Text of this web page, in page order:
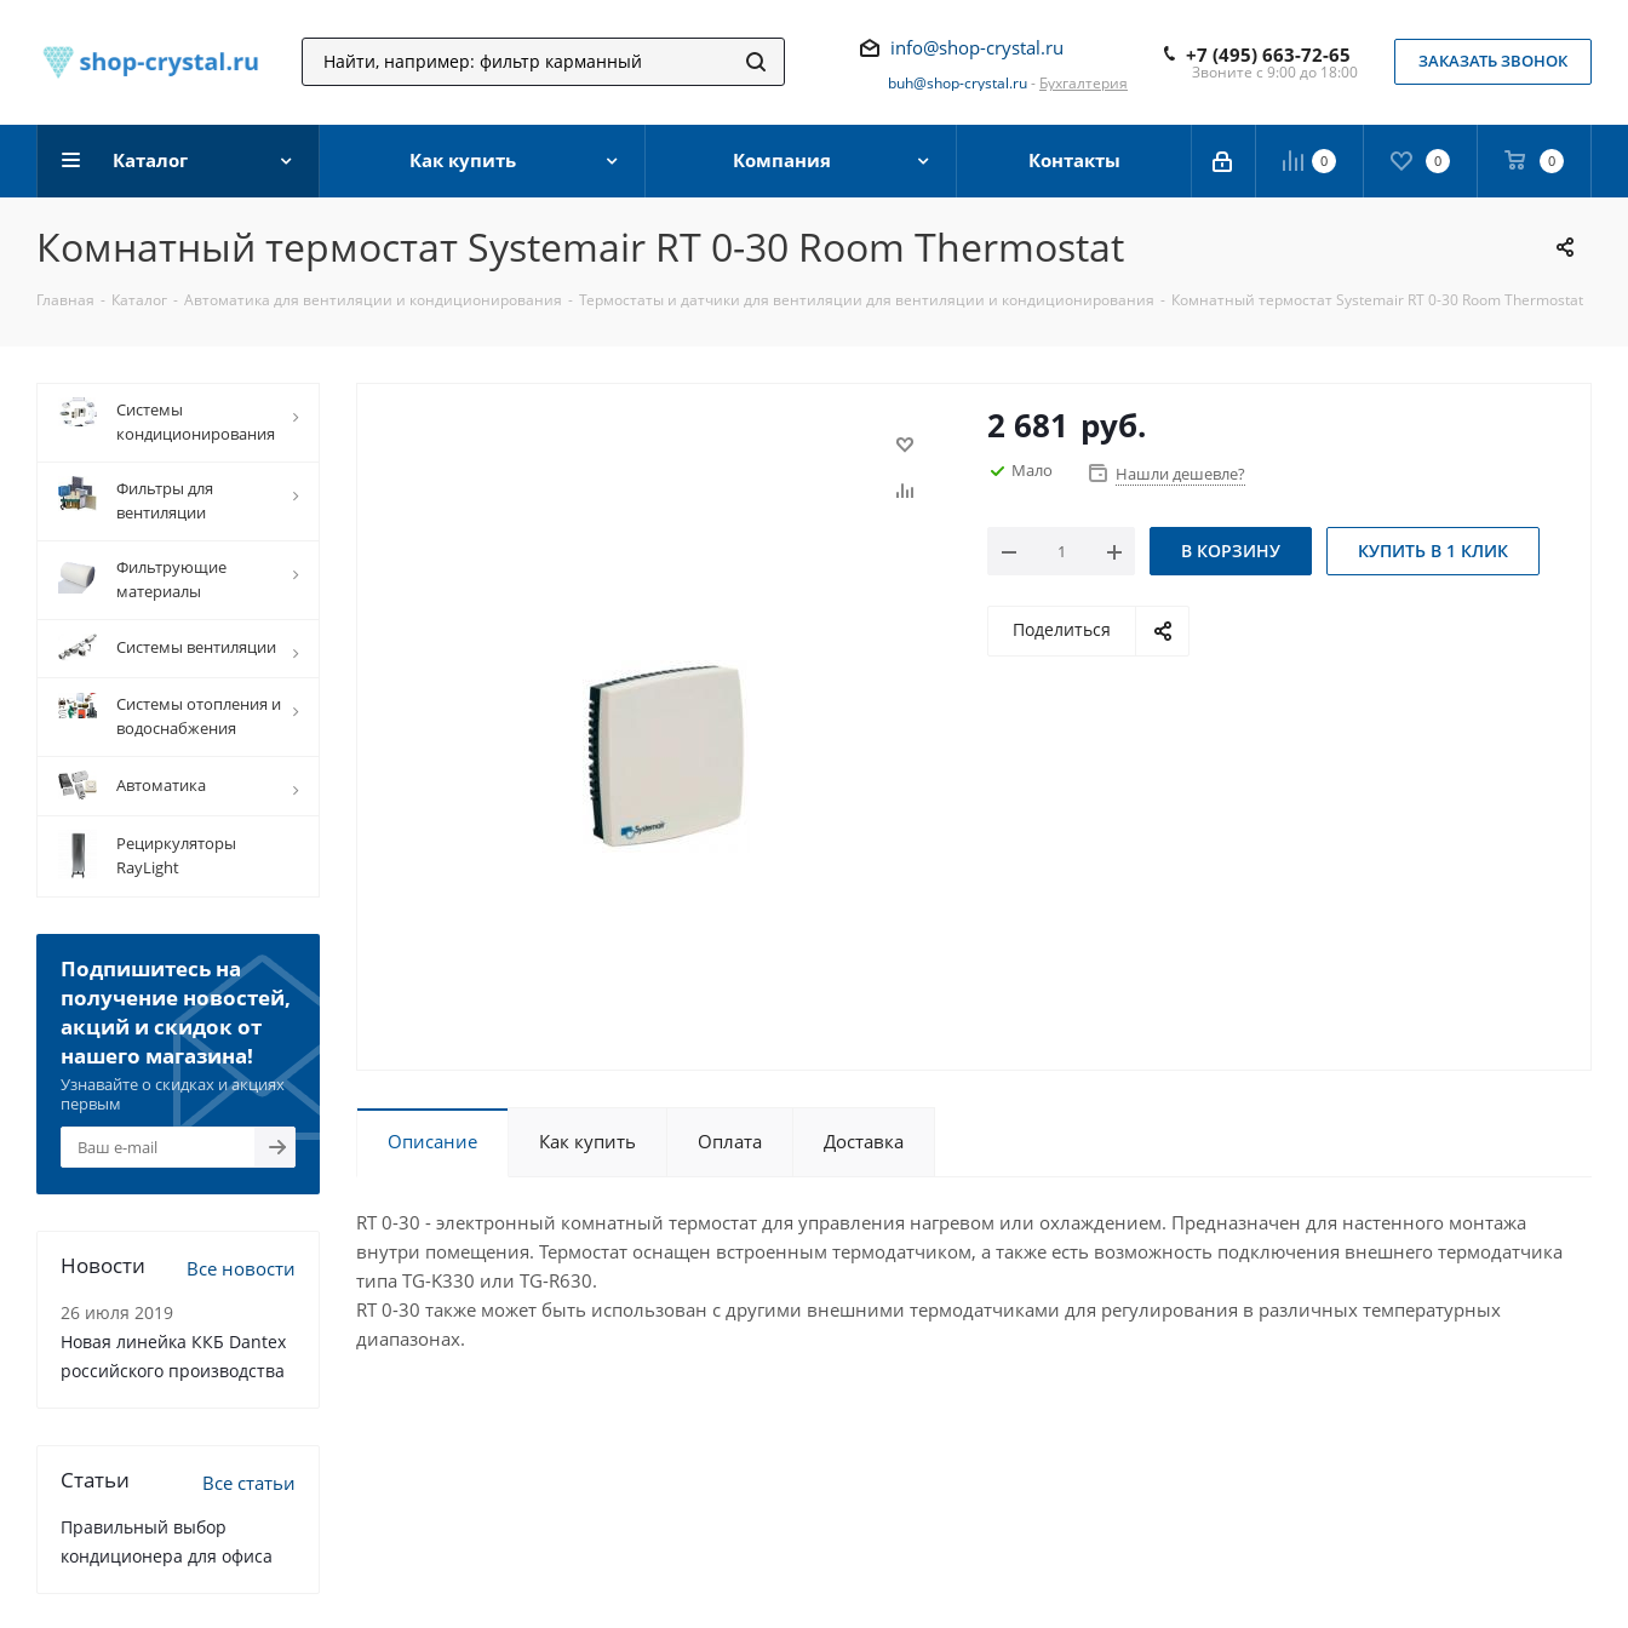
info@shop-crystal.ru
buh@shop-crystal.ru- Бухгалтерия
+7 (495) 663-72-65
Звоните с 9:00 до 18:00
ЗАКАЗАТЬ ЗВОНОК
0 0 0
Каталог Как купить Компания Контакты
Комнатный термостат Systemair RT 0-30 Room Thermostat
Главная - Каталог - Автоматика для вентиляции и кондиционирования - Термостаты и датчики для вентиляции для вентиляции и кондиционирования - Комнатный термостат Systemair RT 0-30 Room Thermostat
2 681 руб.
Мало Нашли дешевле?
В КОРЗИНУ КУПИТЬ В 1 КЛИК
Поделиться
Описание Как купить Оплата Доставка
RT 0-30 - электронный комнатный термостат для управления нагревом или охлаждением. Предназначен для настенного монтажа
внутри помещения. Термостат оснащен встроенным термодатчиком, а также есть возможность подключения внешнего термодатчика
типа TG-K330 или TG-R630.
RT 0-30 также может быть использован с другими внешними термодатчиками для регулирования в различных температурных
диапазонах.
Системы
кондиционирования
Фильтры для
вентиляции
Фильтрующие
материалы
Системы вентиляции
Системы отопления и
водоснабжения
Автоматика
Рециркуляторы
RayLight
Подпишитесь на
получение новостей,
акций и скидок от
нашего магазина!
Узнавайте о скидках и акциях
первым
Новости Все новости
26 июля 2019
Новая линейка ККБ Dantex
российского производства
Статьи Все статьи
Правильный выбор
кондиционера для офиса